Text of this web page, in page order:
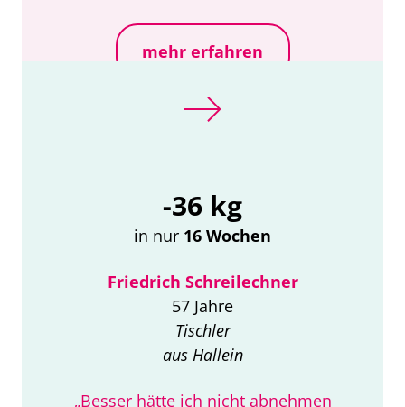
mehr erfahren
-36 kg
in nur 16 Wochen
Friedrich Schreilechner
57 Jahre
Tischler
aus Hallein
„Besser hätte ich nicht abnehmen